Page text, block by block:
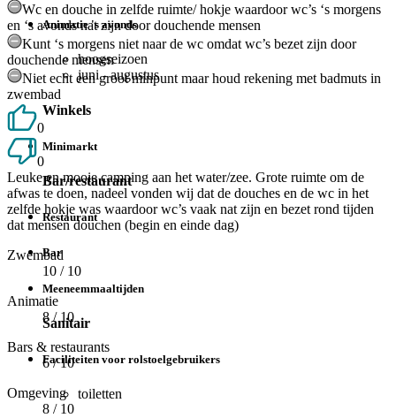
Animatie 's avonds
hoogseizoen
juni - augustus
Winkels
Minimarkt
Bar/restaurant
Restaurant
Bar
Meeneemmaaltijden
Sanitair
Faciliteiten voor rolstoelgebruikers
toiletten
Wc en douche in zelfde ruimte/ hokje waardoor wc’s ‘s morgens
en ‘s avonds nat zijn door douchende mensen
Kunt ‘s morgens niet naar de wc omdat wc’s bezet zijn door
douchende mensen
Niet echt een groot minpunt maar houd rekening met badmuts in
zwembad
0
0
Leuke en mooie camping aan het water/zee. Grote ruimte om de
afwas te doen, nadeel vonden wij dat de douches en de wc in het
zelfde hokje was waardoor wc’s vaak nat zijn en bezet rond tijden
dat mensen douchen (begin en einde dag)
Zwembad
10 / 10
Animatie
8 / 10
Bars & restaurants
6/ 10
Omgeving
8 / 10